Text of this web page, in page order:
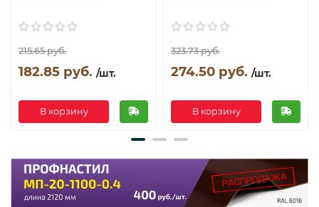
215.65 руб.
182.85 руб. /шт.
В корзину
323.73 руб.
274.50 руб. /шт.
В корзину